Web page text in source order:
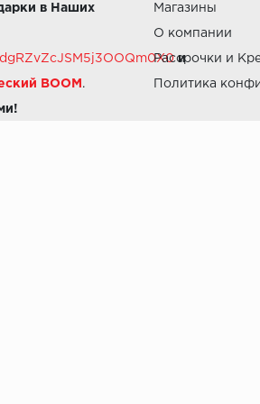
в Наших
и
BOOM .
Магазины
О компании
Рассрочки и
Политика